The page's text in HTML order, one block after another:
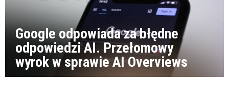
Google odpowiada za błędne
odpowiedzi AI. Przełomowy
wyrok w sprawie AI Overviews